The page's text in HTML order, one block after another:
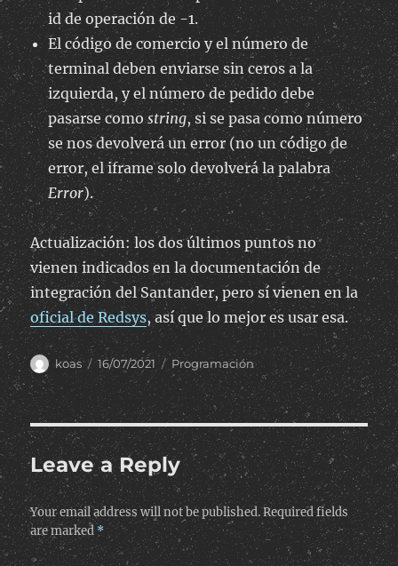
id de operación de -1.
El código de comercio y el número de
terminal deben enviarse sin ceros a la
izquierda, y el número de pedido debe
pasarse comostring, si se pasa como número
se nos devolverá un error (no un código de
error, el iframe solo devolverá la palabra
Error).
Actualización: los dos últimos puntos no
vienen indicados en la documentación de
integración del Santander, pero sí vienen en la
oficial de Redsys, así que lo mejor es usar esa.
Author
koas
Posted
on
16/07/2021 Categories
Programación
Leave a Reply
Your email address will not be published.Required fields
are marked *